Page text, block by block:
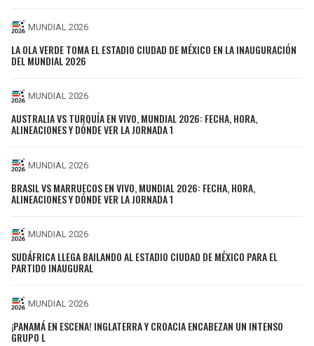
MUNDIAL 2026
LA OLA VERDE TOMA EL ESTADIO CIUDAD DE MÉXICO EN LA INAUGURACIÓN
DEL MUNDIAL 2026
MUNDIAL 2026
AUSTRALIA VS TURQUÍA EN VIVO, MUNDIAL 2026: FECHA, HORA,
ALINEACIONES Y DÓNDE VER LA JORNADA 1
MUNDIAL 2026
BRASIL VS MARRUECOS EN VIVO, MUNDIAL 2026: FECHA, HORA,
ALINEACIONES Y DÓNDE VER LA JORNADA 1
MUNDIAL 2026
SUDÁFRICA LLEGA BAILANDO AL ESTADIO CIUDAD DE MÉXICO PARA EL
PARTIDO INAUGURAL
MUNDIAL 2026
¡PANAMÁ EN ESCENA! INGLATERRA Y CROACIA ENCABEZAN UN INTENSO
GRUPO L